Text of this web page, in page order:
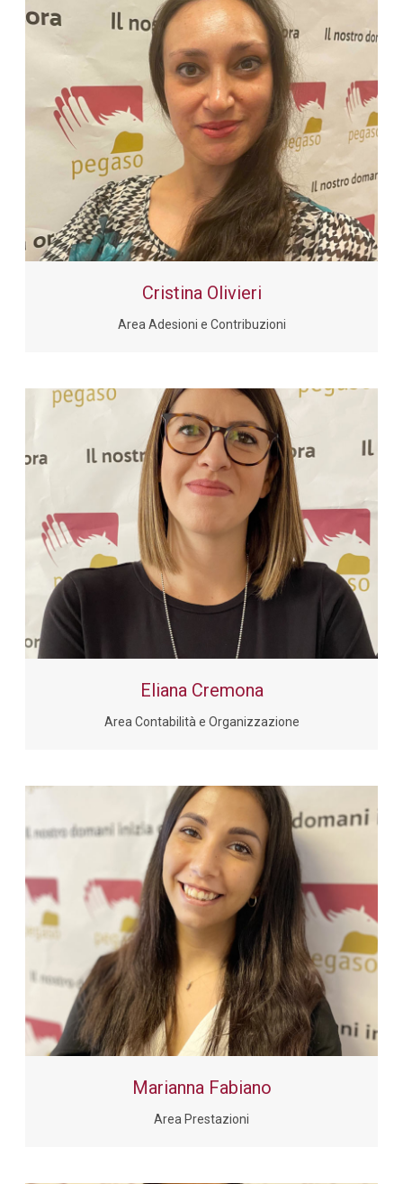
Cristina Olivieri
Area Adesioni e Contribuzioni
Eliana Cremona
Area Contabilità e Organizzazione
Marianna Fabiano
Area Prestazioni